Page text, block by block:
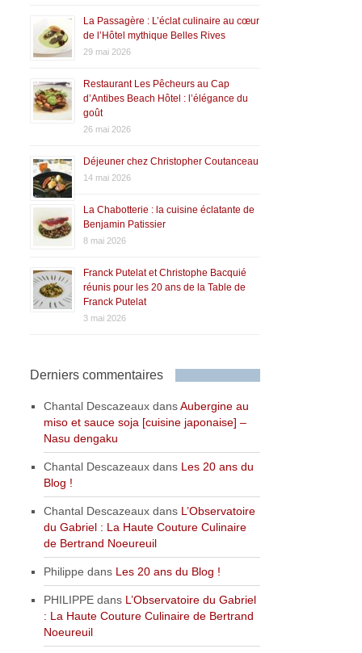
La Passagère : L’éclat culinaire au cœur
de l’Hôtel mythique Belles Rives
29 mai 2026
Restaurant Les Pêcheurs au Cap
d’Antibes Beach Hôtel : l’élégance du
goût
26 mai 2026
Déjeuner chez Christopher Coutanceau
14 mai 2026
La Chabotterie : la cuisine éclatante de
Benjamin Patissier
8 mai 2026
Franck Putelat et Christophe Bacquié
réunis pour les 20 ans de la Table de
Franck Putelat
3 mai 2026
Derniers commentaires
Chantal Descazeaux dansAubergine au
miso et sauce soja [cuisine japonaise] –
Nasu dengaku
Chantal Descazeaux dans Les 20 ans du
Blog !
Chantal Descazeaux dans L’Observatoire
du Gabriel : La Haute Couture Culinaire
de Bertrand Noeureuil
Philippe dans Les 20 ans du Blog !
PHILIPPE dans L’Observatoire du Gabriel
: La Haute Couture Culinaire de Bertrand
Noeureuil